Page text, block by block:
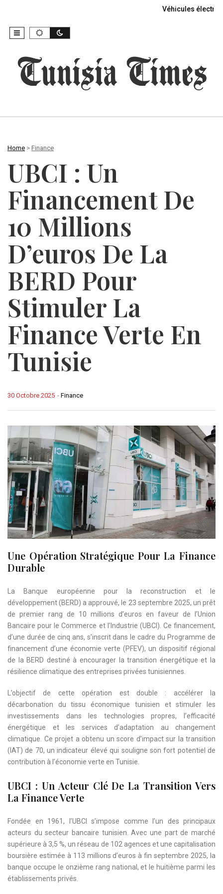
Véhicules
Home > Finance
UBCI : Un
Financement De
10 Millions
D’euros De La
BERD Pour
Stimuler La
Finance Verte En
Tunisie
- Finance
30 Octobre 2025
Une Opération Stratégique Pour La Finance
Durable
La Banque européenne pour la reconstruction et le
développement (BERD) a approuvé, le 23 septembre 2025, un prêt
de premier rang de 10 millions d’euros en faveur de l’Union
Bancaire pour le Commerce et l’Industrie (UBCI). Ce financement,
d’une durée de cinq ans, s’inscrit dans le cadre du Programme de
financement d’une économie verte (PFEV), un dispositif régional
de la BERD destiné à encourager la transition énergétique et la
résilience climatique des entreprises privées tunisiennes.
L’objectif de cette opération est double : accélérer la
décarbonation du tissu économique tunisien et stimuler les
investissements dans les technologies propres, l’efficacité
énergétique et les services d’adaptation au changement
climatique. Ce projet a obtenu un score d’impact sur la transition
(IAT) de 70, un indicateur élevé qui souligne son fort potentiel de
contribution à l’économie verte en Tunisie.
UBCI : Un Acteur Clé De La Transition Vers
La Finance Verte
Fondée en 1961, l’UBCI s’impose comme l’un des principaux
acteurs du secteur bancaire tunisien. Avec une part de marché
supérieure à 3,5 %, un réseau de 102 agences et une capitalisation
boursière estimée à 113 millions d’euros à fin septembre 2025, la
banque occupe le onzième rang national, et le huitième parmi les
établissements privés.